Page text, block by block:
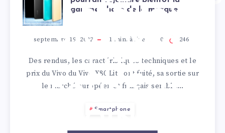
PLIABLES
SMARTPHONE
VIVO X80
LITE
POURRAIT
gamme phare de la marque
septembre 19, 2022 1 min. à lire 0 246
Des rendus, les caractéristiques techniques et le
prix du Vivo du Vivo X80 Lite ont fuité, sa sortie sur
le marché européen et français semble…
Smartphone